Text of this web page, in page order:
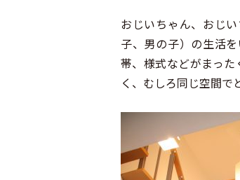
おじいちゃん、おじ
子、男の子）の生活
帯、様式などがまっ
く、むしろ同じ空間で